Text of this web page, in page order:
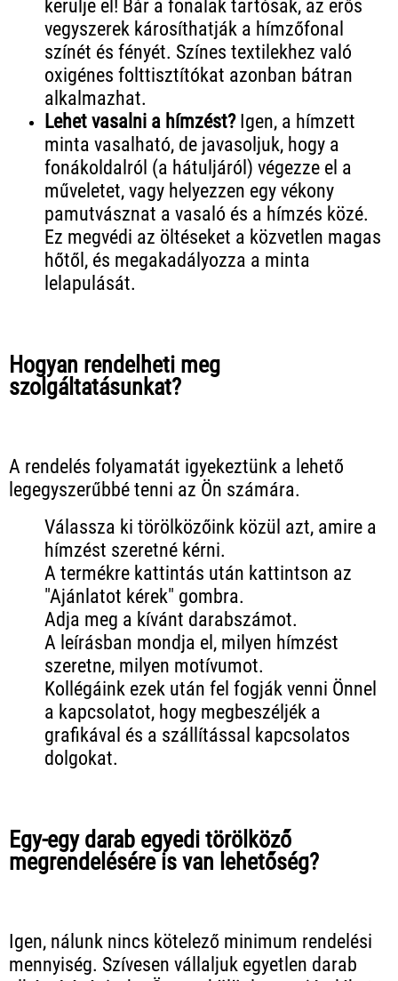
kerülje el! Bár a fonalak tartósak, az erős
vegyszerek károsíthatják a hímzőfonal
színét és fényét. Színes textilekhez való
oxigénes folttisztítókat azonban bátran
alkalmazhat.
Lehet vasalni a hímzést?Igen, a hímzett
minta vasalható, de javasoljuk, hogy a
fonákoldalról (a hátuljáról) végezze el a
műveletet, vagy helyezzen egy vékony
pamutvásznat a vasaló és a hímzés közé.
Ez megvédi az öltéseket a közvetlen magas
hőtől, és megakadályozza a minta
lelapulását.
Hogyan rendelheti meg
szolgáltatásunkat?
A rendelés folyamatát igyekeztünk a lehető
legegyszerűbbé tenni az Ön számára.
Válassza ki törölközőink közül azt, amire a
hímzést szeretné kérni.
A termékre kattintás után kattintson az
"Ajánlatot kérek" gombra.
Adja meg a kívánt darabszámot.
A leírásban mondja el, milyen hímzést
szeretne, milyen motívumot.
Kollégáink ezek után fel fogják venni Önnel
a kapcsolatot, hogy megbeszéljék a
grafikával és a szállítással kapcsolatos
dolgokat.
Egy-egy darab egyedi törölköző
megrendelésére is van lehetőség?
Igen, nálunk nincs kötelező minimum rendelési
mennyiség. Szívesen vállaljuk egyetlen darab